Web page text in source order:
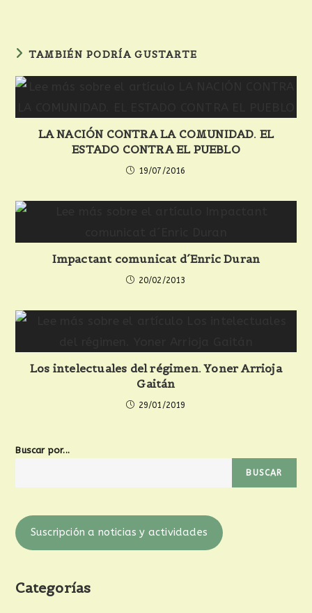
TAMBIÉN PODRÍA GUSTARTE
LA NACIÓN CONTRA LA COMUNIDAD. EL
ESTADO CONTRA EL PUEBLO
19/07/2016
Impactant comunicat d´Enric Duran
20/02/2013
Los intelectuales del régimen. Yoner Arrioja
Gaitán
29/01/2019
Buscar por...
BUSCAR
Suscripción a noticias y actividades
Categorías